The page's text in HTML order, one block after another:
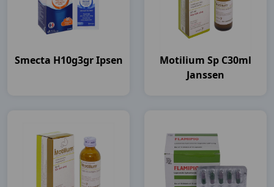
Smecta H10g3gr Ipsen
Motilium Sp C30ml
Janssen